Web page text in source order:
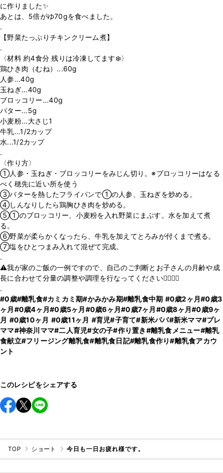
に作りました✨
あとは、5倍がゆ70gを食べました。
.
【野菜たっぷりチキンクリーム煮】
.
〈材料 約4食分 残りは冷凍してます❄️〉
鶏ひき肉（むね）...60g
人参...40g
玉ねぎ...40g
ブロッコリー...40g
バター...5g
小麦粉...大さじ1
牛乳...1/2カップ
水...1/2カップ
.
〈作り方〉
①人参・玉ねぎ・ブロッコリーをみじん切り。※ブロッコリーはなる
べく穂先に近い所を使う
③バターを熱したフライパンで①の人参、玉ねぎを炒める。
④しんなりしたら鶏胸ひき肉を炒める。
⑤①のブロッコリー、小麦粉を入れ野菜にまぶす。水を加えて煮
る。
⑥野菜が柔らかくなったら、牛乳を加えてとろみが付くまで煮る。
⑦塩をひとつまみ入れて混ぜて完成。
.
⚠️我が家のご飯の一例ですので、自己のご判断とお子さんの月齢や成
長に合わせて分量の調整や調理を行なってください🙇‍♂️🙇‍♀️
#0歳#離乳食#カミカミ期#かみかみ期#離乳食中期 #0歳2ヶ月#0歳3
ヶ月#0歳4ヶ月#0歳5ヶ月#0歳6ヶ月#0歳7ヶ月#0歳8ヶ月#0歳9ヶ
月 #0歳10ヶ月 #0歳11ヶ月 #育児#子育て#新米パパ#新米ママ#プレ
ママ#神奈川ママ#二人育児#女の子#作り置き#離乳食メニュー#離乳
食献立#フリージング離乳食#離乳食日記#離乳食作り#離乳食アカウ
ント
このレシピをシェアする
TOP ショート 今日も一日お疲れ様です。